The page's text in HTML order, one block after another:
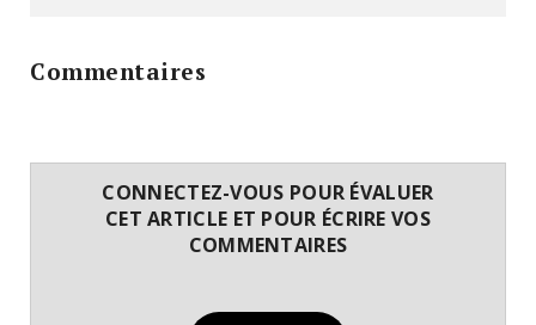
Commentaires
CONNECTEZ-VOUS POUR ÉVALUER
CET ARTICLE ET POUR ÉCRIRE VOS
COMMENTAIRES